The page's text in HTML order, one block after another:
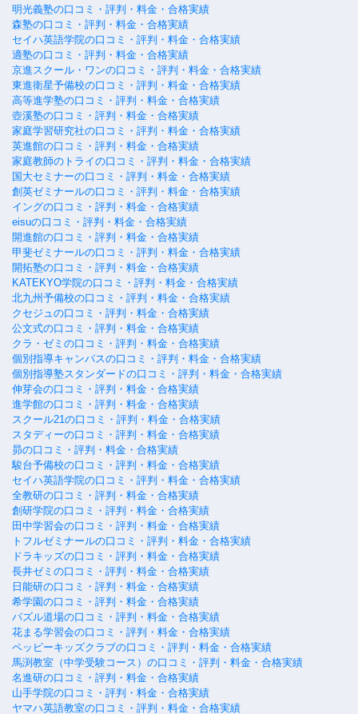
明光義塾の口コミ・評判・料金・合格実績
森塾の口コミ・評判・料金・合格実績
セイハ英語学院の口コミ・評判・料金・合格実績
適塾の口コミ・評判・料金・合格実績
京進スクール・ワンの口コミ・評判・料金・合格実績
東進衛星予備校の口コミ・評判・料金・合格実績
高等進学塾の口コミ・評判・料金・合格実績
壺溪塾の口コミ・評判・料金・合格実績
家庭学習研究社の口コミ・評判・料金・合格実績
英進館の口コミ・評判・料金・合格実績
家庭教師のトライの口コミ・評判・料金・合格実績
国大セミナーの口コミ・評判・料金・合格実績
創英ゼミナールの口コミ・評判・料金・合格実績
イングの口コミ・評判・料金・合格実績
eisuの口コミ・評判・料金・合格実績
開進館の口コミ・評判・料金・合格実績
甲斐ゼミナールの口コミ・評判・料金・合格実績
開拓塾の口コミ・評判・料金・合格実績
KATEKYO学院の口コミ・評判・料金・合格実績
北九州予備校の口コミ・評判・料金・合格実績
クセジュの口コミ・評判・料金・合格実績
公文式の口コミ・評判・料金・合格実績
クラ・ゼミの口コミ・評判・料金・合格実績
個別指導キャンパスの口コミ・評判・料金・合格実績
個別指導塾スタンダードの口コミ・評判・料金・合格実績
伸芽会の口コミ・評判・料金・合格実績
進学館の口コミ・評判・料金・合格実績
スクール21の口コミ・評判・料金・合格実績
スタディーの口コミ・評判・料金・合格実績
昴の口コミ・評判・料金・合格実績
駿台予備校の口コミ・評判・料金・合格実績
セイハ英語学院の口コミ・評判・料金・合格実績
全教研の口コミ・評判・料金・合格実績
創研学院の口コミ・評判・料金・合格実績
田中学習会の口コミ・評判・料金・合格実績
トフルゼミナールの口コミ・評判・料金・合格実績
ドラキッズの口コミ・評判・料金・合格実績
長井ゼミの口コミ・評判・料金・合格実績
日能研の口コミ・評判・料金・合格実績
希学園の口コミ・評判・料金・合格実績
パズル道場の口コミ・評判・料金・合格実績
花まる学習会の口コミ・評判・料金・合格実績
ペッピーキッズクラブの口コミ・評判・料金・合格実績
馬渕教室（中学受験コース）の口コミ・評判・料金・合格実績
名進研の口コミ・評判・料金・合格実績
山手学院の口コミ・評判・料金・合格実績
ヤマハ英語教室の口コミ・評判・料金・合格実績